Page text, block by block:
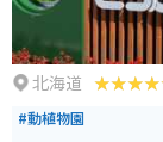
北海道
#動植物園